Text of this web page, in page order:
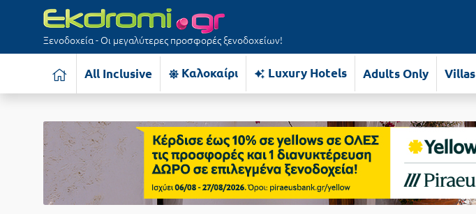
Ξενοδοχεία - Οι μεγαλύτερες προσφορές ξενοδοχείων!
All Inclusive Καλοκαίρι Luxury Hotels Adults Only Villas